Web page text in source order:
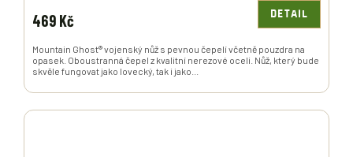
469 Kč DETAIL
Mountain Ghost® vojenský nůž s pevnou čepelí včetně pouzdra na
opasek. Oboustranná čepel z kvalitní nerezové oceli. Nůž, který bude
skvěle fungovat jako lovecký, tak i jako...